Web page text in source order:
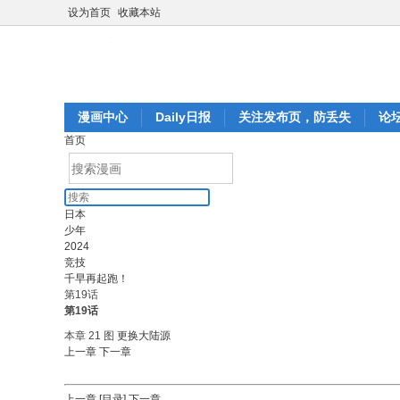
设为首页 收藏本站
漫画中心 Daily日报 关注发布页，防丢失 论
首页
日本
少年
2024
竞技
千早再起跑！
第19话
第19话
本章 21 图 更换大陆源
上一章 下一章